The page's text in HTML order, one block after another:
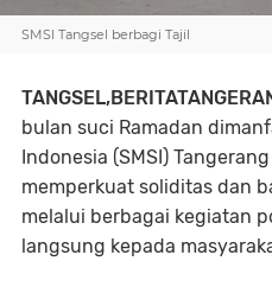
SMSI Tangsel berbagi Tajil
bulan suci Ramadan
Indonesia (SMSI)
memperkuat soliditas dan
melalui berbagai kegiatan
langsung kepada